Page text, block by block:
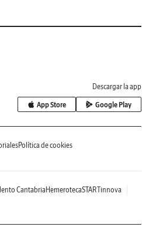
Descargar la app
App Store Google Play
Política de cookies
CantabriaHemerotecaSTARTinnova